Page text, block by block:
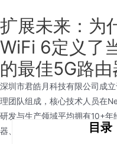
扩展未来：为
WiFi 6定义了
的最佳5G路由
深圳市君皓月科技有限公司成
理团队组成，核心技术人员在
研发与生产领域平均拥有10+年
器、4G路由器和WiFi路由器领
目录